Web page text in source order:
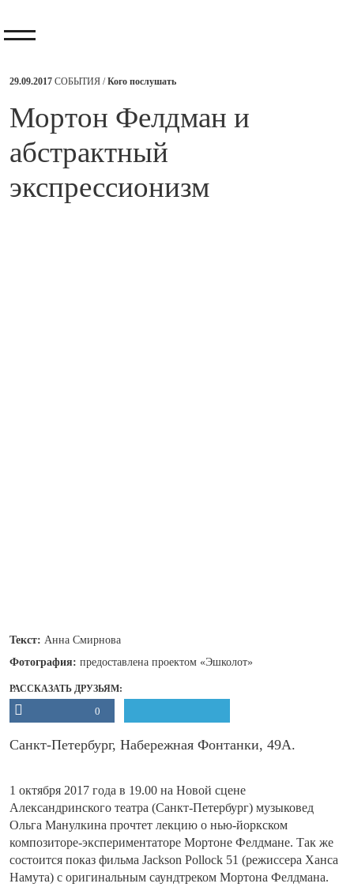
29.09.2017 СОБЫТИЯ /Кого послушать
Мортон Фелдман и
абстрактный
экспрессионизм
Текст: Анна Смирнова
Фотография: предоставлена проектом «Эшколот»
РАССКАЗАТЬ ДРУЗЬЯМ:
0
Санкт-Петербург, Набережная Фонтанки, 49А.
1 октября 2017 года в 19.00 на Новой сцене
Александринского театра (Санкт-Петербург) музыковед
Ольга Манулкина прочтет лекцию о нью-йоркском
композиторе-экспериментаторе Мортоне Фелдмане. Так же
состоится показ фильма Jackson Pollock 51 (режиссера Ханса
Намута) с оригинальным саундтреком Мортона Фелдмана.